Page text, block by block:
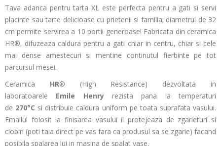
Tava adanca pentru tarta XL este perfecta pentru a gati si servi
placinte sau tarte delicioase cu prietenii si familia; diametrul de 32
cm permite servirea a 10 portii generoase! Fabricata din ceramica
HR®, difuzeaza caldura pentru a gati chiar in centru, chiar si cele
mai dense amestecuri si mentine continutul fierbinte pe tot
parcursul mesei.
Ceramica HR® (High Resistance) dezvoltata in
laboratoarele Emile Henryrezista pana la temperaturi
de 270°C si distribuie caldura uniform pe toata suprafata vasului.
Emailul folosit la finisarea vasului il protejeaza de zgarieturi si
ciobiri (poti taia direct pe vas fara ca produsul sa se zgarie) facand
posibila spalarea lui in masina de spalat vase.